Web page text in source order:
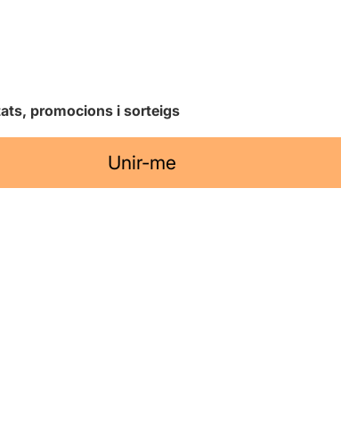
promocions i sorteigs
Unir-me